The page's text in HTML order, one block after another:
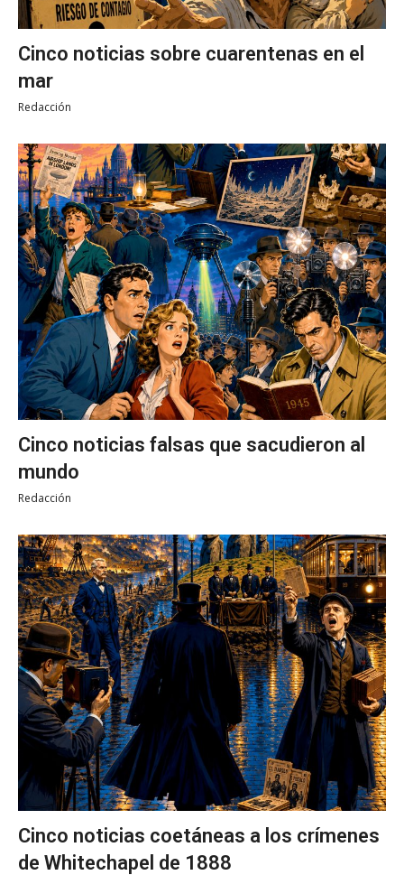
Cinco noticias sobre cuarentenas en el
mar
Redacción
Cinco noticias falsas que sacudieron al
mundo
Redacción
Cinco noticias coetáneas a los crímenes
de Whitechapel de 1888